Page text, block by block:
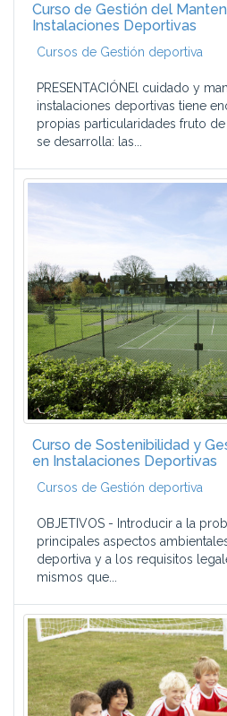
Curso de Gestión del
Instalaciones Deportivas
Cursos de Gestión deportiva
PRESENTACIÓNEl cuidado y
instalaciones deportivas tiene
propias particularidades fruto
se desarrolla: las...
Curso de Sostenibilidad y
en Instalaciones Deportivas
Cursos de Gestión deportiva
OBJETIVOS - Introducir a la
principales aspectos
deportiva y a los requisitos
mismos que...